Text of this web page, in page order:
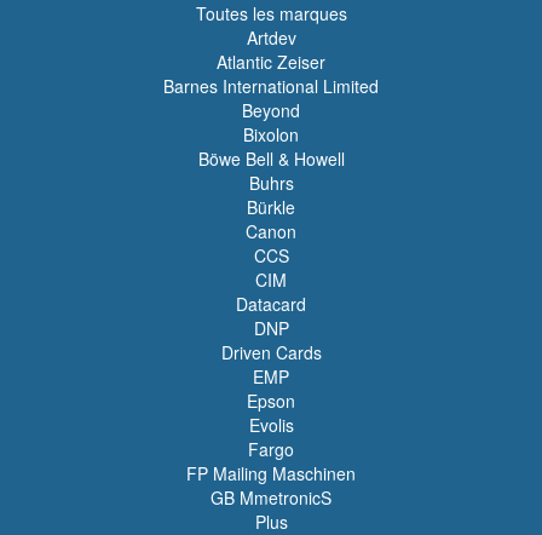
Toutes les marques
Artdev
Atlantic Zeiser
Barnes International Limited
Beyond
Bixolon
Böwe Bell & Howell
Buhrs
Bürkle
Canon
CCS
CIM
Datacard
DNP
Driven Cards
EMP
Epson
Evolis
Fargo
FP Mailing Maschinen
GB MmetronicS
Plus